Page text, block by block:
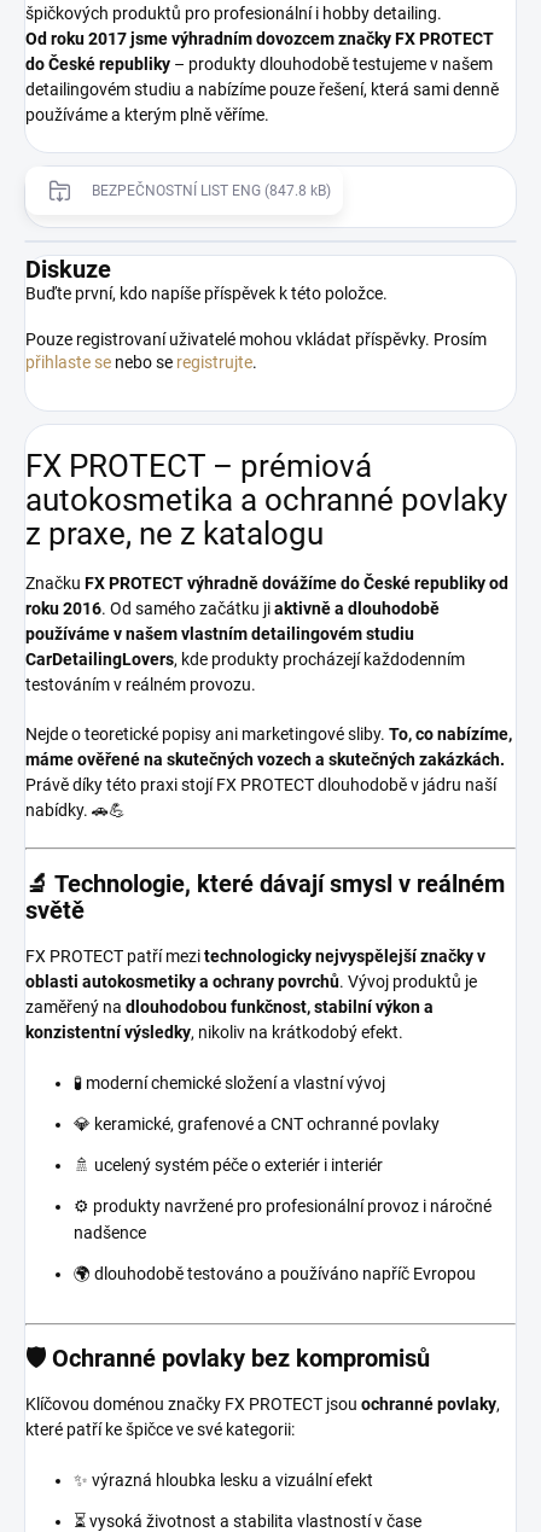
špičkových produktů pro profesionální i hobby detailing.
Od roku 2017 jsme výhradním dovozcem značky FX PROTECT
do České republiky – produkty dlouhodobě testujeme v našem
detailingovém studiu a nabízíme pouze řešení, která sami denně
používáme a kterým plně věříme.
BEZPEČNOSTNÍ LIST ENG (847.8 kB)
Diskuze
Buďte první, kdo napíše příspěvek k této položce.
Pouze registrovaní uživatelé mohou vkládat příspěvky. Prosím
přihlaste se nebo se registrujte.
FX PROTECT – prémiová
autokosmetika a ochranné povlaky
z praxe, ne z katalogu
Značku FX PROTECTvýhradně dovážíme do České republiky od
roku 2016. Od samého začátku jiaktivně a dlouhodobě
používáme v našem vlastním detailingovém studiu
CarDetailingLovers, kde produkty procházejí každodenním
testováním v reálném provozu.
Nejde o teoretické popisy ani marketingové sliby. To, co nabízíme,
máme ověřené na skutečných vozech a skutečných zakázkách.
Právě díky této praxi stojí FX PROTECT dlouhodobě v jádru naší
nabídky. 🚗💪
🔬 Technologie, které dávají smysl v reálném
světě
FX PROTECT patří mezitechnologicky nejvyspělejší značky v
oblasti autokosmetiky a ochrany povrchů. Vývoj produktů je
zaměřený na dlouhodobou funkčnost, stabilní výkon a
konzistentní výsledky, nikoliv na krátkodobý efekt.
🧪 moderní chemické složení a vlastní vývoj
💎 keramické, grafenové a CNT ochranné povlaky
🚿 ucelený systém péče o exteriér i interiér
⚙️ produkty navržené pro profesionální provoz i náročné
nadšence
🌍 dlouhodobě testováno a používáno napříč Evropou
🛡️ Ochranné povlaky bez kompromisů
Klíčovou doménou značky FX PROTECT jsou ochranné povlaky,
které patří ke špičce ve své kategorii:
✨ výrazná hloubka lesku a vizuální efekt
⏳ vysoká životnost a stabilita vlastností v čase